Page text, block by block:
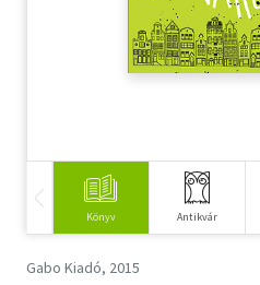
Természettudomány
Könyv Antikvár
Gabo Kiadó, 2015